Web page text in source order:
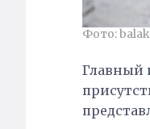
Фото:
Главный